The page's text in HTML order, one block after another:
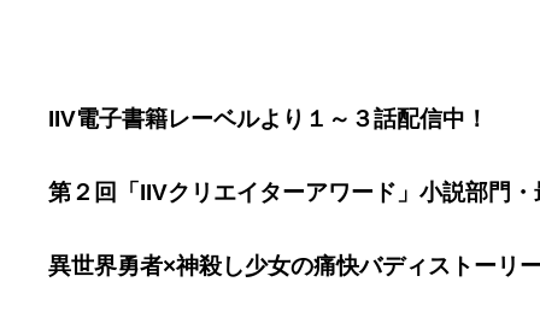
IIV電子書籍レーベルより１～３話配信中！
第２回「IIVクリエイターアワード」小説部門
異世界勇者×神殺し少女の痛快バディストーリ